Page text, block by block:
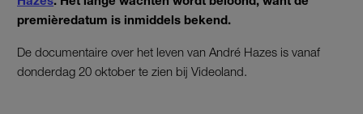
premièredatum is inmiddels bekend.
De documentaire over het leven van André Hazes is vanaf
donderdag 20 oktober te zien bij Videoland.